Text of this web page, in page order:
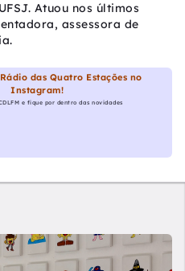
Atuou nos últimos
assessora de
das Quatro Estações no
Instagram!
e fique por dentro das novidades